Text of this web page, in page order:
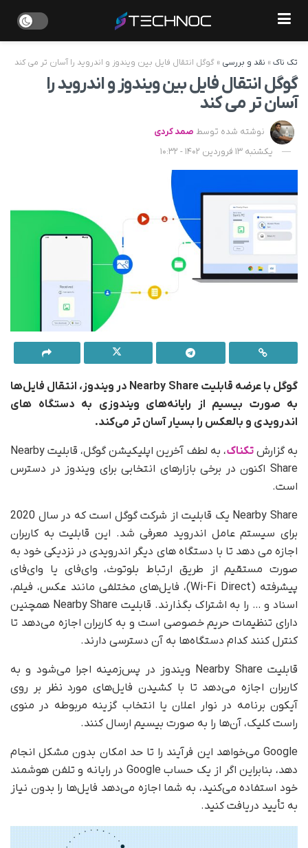
تک ناک» نقد و بررسی » گوگل انتقال فایل بین ویندوز و اندروید را آسان تر می کند
گوگل انتقال فایل بین ویندوز و اندروید را
آسان تر می کند
نوشته شده توسط صمد کردی
یکشنبه 13 فروردین 1402 - 10:32
گوگل با عرضه قابلیت Nearby Share در ویندوز، انتقال فایل‌ها
به صورت بیسیم از رایانه‌های ویندوزی به دستگاه های
اندرویدی و بالعکس را بسیار آسان تر می‌کند.
به گزارشتکناک
، به لطف آخرین اپلیکیشن گوگل، قابلیت Nearby
Share اکنون در برخی بازارهای انتخابی برای ویندوز در دسترس
است.
Nearby Share یک قابلیت از شرکت گوگل است که در سال 2020
برای سیستم عامل اندروید معرفی شد. این قابلیت به کاربران
اجازه می دهد تا با دستگاه های دیگر اندرویدی در نزدیکی خود به
صورت مستقیم از طریق ارتباط بلوتوث، وای‌فای یا وای‌فای
پیشرفته (Wi-Fi Direct)، فایل‌های مختلفی مانند عکس، فیلم،
اسناد و … را به اشتراک بگذارند. قابلیت Nearby Share همچنین
دارای تنظیمات حریم خصوصی است و به کاربران اجازه می‌دهد تا
کنترل کنند کدام دستگاه‌ها به آن دسترسی دارند.
قابلیت Nearby Share ویندوز در پس‌زمینه اجرا می‌شود و به
کاربران اجازه می‌دهد تا با کشیدن فایل‌های مورد نظر بر روی
آیکون برنامه در نوار اعلان یا انتخاب گزینه مربوطه در منوی
راست کلیک، آن‌ها را به صورت بیسیم ارسال کنند.
Google می‌خواهد این فرآیند را تا حد امکان بدون مشکل انجام
دهد، بنابراین اگر از یک حساب Google در رایانه و تلفن هوشمند
خود استفاده می‌کنید، به شما اجازه می‌دهد فایل‌ها را بدون نیاز
به تأیید دریافت کنید.